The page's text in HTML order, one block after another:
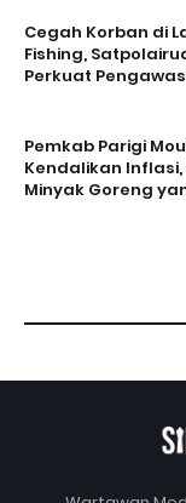
Cegah Korban di
Fishing,
Perkuat
Pemkab Parigi
Kendalikan
Minyak Goreng